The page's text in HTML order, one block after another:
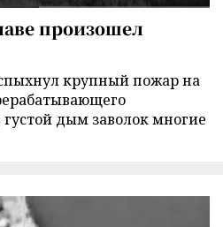
произошел
крупный пожар на
дым заволок многие